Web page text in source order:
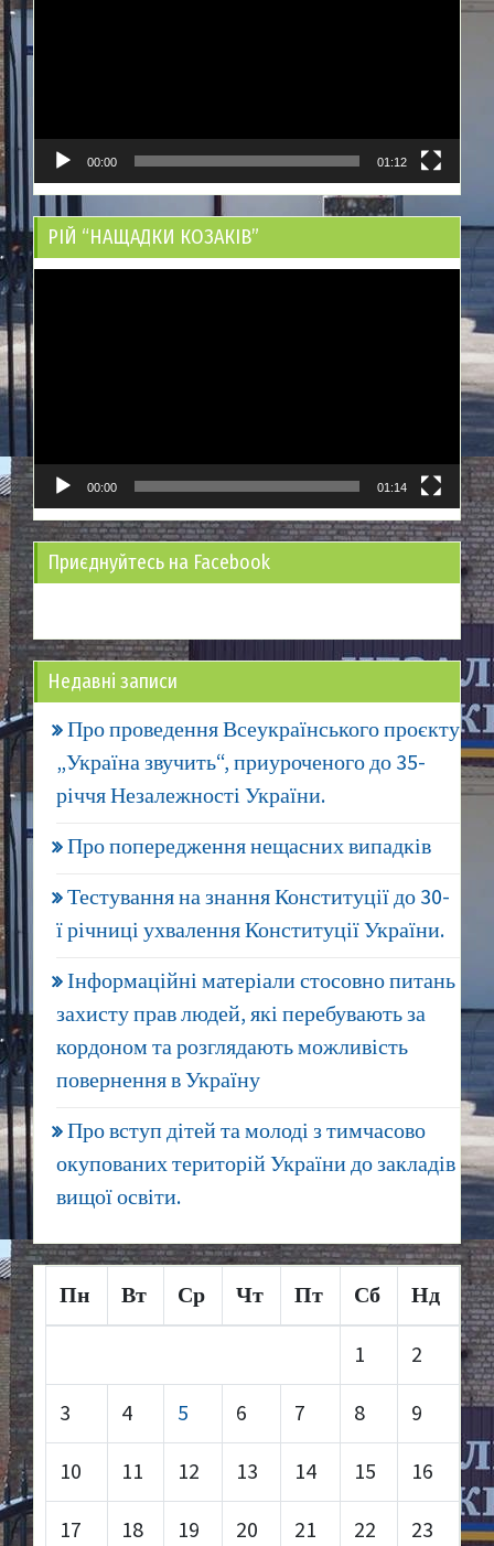
00:00 01:12
РІЙ “НАЩАДКИ КОЗАКІВ”
00:00 01:14
Приєднуйтесь на Facebook
Недавні записи
Про проведення Всеукраїнського проєкту
„Україна звучить“, приуроченого до 35-
річчя Незалежності України.
Про попередження нещасних випадків
Тестування на знання Конституції до 30-
ї річниці ухвалення Конституції України.
Інформаційні матеріали стосовно питань
захисту прав людей, які перебувають за
кордоном та розглядають можливість
повернення в Україну
Про вступ дітей та молоді з тимчасово
окупованих територій України до закладів
вищої освіти.
Пн Вт Ср Чт Пт Сб Нд
1 2
3 4 5 6 7 8 9
10 11 12 13 14 15 16
17 18 19 20 21 22 23